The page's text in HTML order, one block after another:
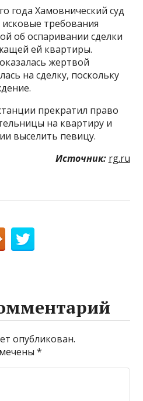
года Хамовнический суд
требования
об оспаривании сделки
ей квартиры.
жертвой
на сделку, поскольку
прекратил право
на квартиру и
выселить певицу.
Источник: rg.ru
опубликован.
*